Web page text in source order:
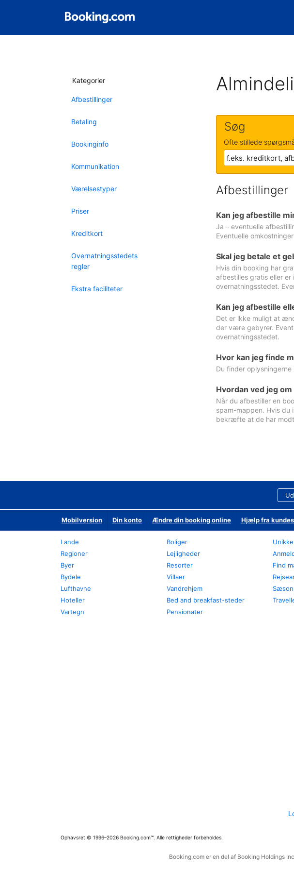
Kategorier
Afbestillinger
Betaling
Bookinginfo
Kommunikation
Værelsestyper
Priser
Kreditkort
Overnatningsstedets
regler
Ekstra faciliteter
Søg
Ofte stillede
Afbestillinger
Kan jeg afbestille
Ja – eventuelle
Eventuelle
Skal jeg betale et
Hvis din booking har
afbestilles gratis eller
overnatningsstedet.
Kan jeg afbestille
Det er ikke muligt at
der være gebyrer.
overnatningsstedet.
Hvor kan jeg finde
Du finder
Hvordan ved jeg
Når du afbestiller en
spam-mappen. Hvis du
bekræfte at de har
Mobilversion Din konto Ændre din booking online Hjælp fra
Lande
Regioner
Byer
Bydele
Lufthavne
Hoteller
Vartegn
Boliger
Lejligheder
Resorter
Villaer
Vandrehjem
Bed and breakfast-steder
Pensionater
Find
Ophavsret © 1996–2026 Booking.com™. Alle rettigheder forbeholdes.
Booking.com er en del af Booking Holdings